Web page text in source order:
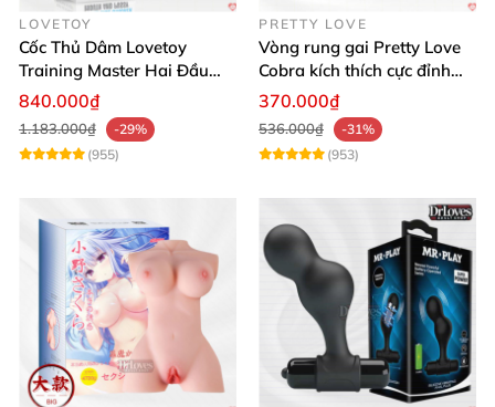
LOVETOY
Cốc Thủ Dâm Lovetoy
Training Master Hai Đầu
Siêu Thật, Tăng Khoái Cảm
840.000₫
1.183.000₫
-29%
(955)
PRETTY LOVE
Vòng rung gai Pretty Love
Cobra kích thích cực đỉnh
trải nghiệm
370.000₫
536.000₫
-31%
(953)